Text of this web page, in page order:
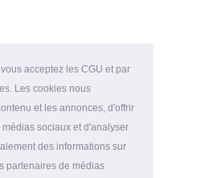
acceptez les CGU et par
Les cookies nous
et les annonces, d'offrir
sociaux et d'analyser
des informations sur
partenaires de médias